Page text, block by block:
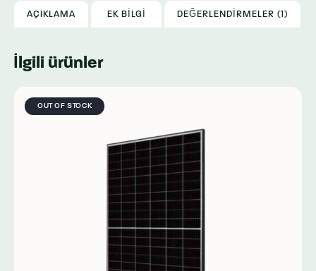
AÇIKLAMA EK BILGI DEĞERLENDIRMELER (1)
İlgili ürünler
OUT OF STOCK